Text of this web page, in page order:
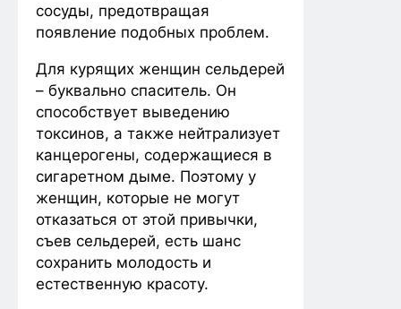
сосуды, предотвращая
появление подобных проблем.
Для курящих женщин сельдерей
– буквально спаситель. Он
способствует выведению
токсинов, а также нейтрализует
канцерогены, содержащиеся в
сигаретном дыме. Поэтому у
женщин, которые не могут
отказаться от этой привычки,
съев сельдерей, есть шанс
сохранить молодость и
естественную красоту.